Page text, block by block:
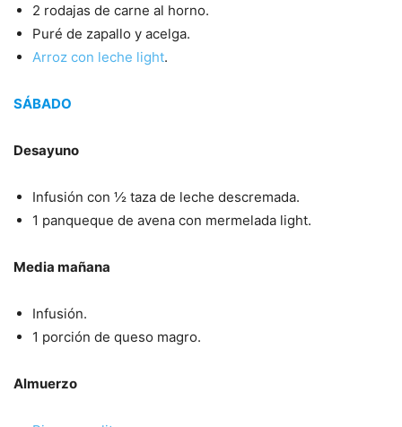
2 rodajas de carne al horno.
Puré de zapallo y acelga.
Arroz con leche light.
SÁBADO
Desayuno
Infusión con ½ taza de leche descremada.
1 panqueque de avena con mermelada light.
Media mañana
Infusión.
1 porción de queso magro.
Almuerzo